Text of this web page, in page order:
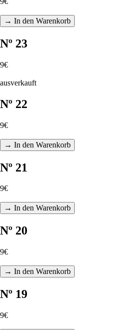
→ In den Warenkorb
Nº 23
9€
ausverkauft
Nº 22
9€
→ In den Warenkorb
Nº 21
9€
→ In den Warenkorb
Nº 20
9€
→ In den Warenkorb
Nº 19
9€